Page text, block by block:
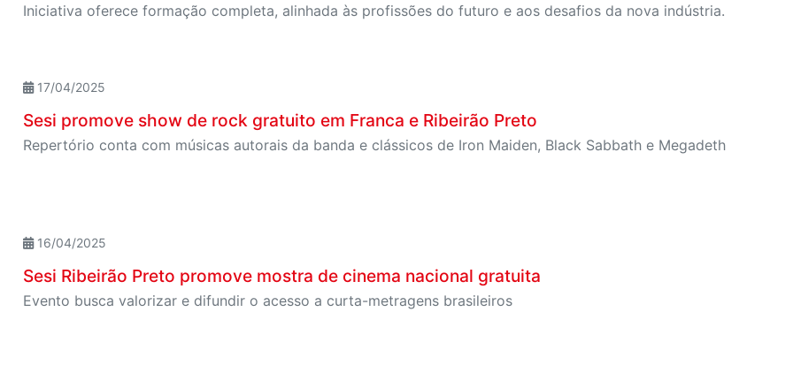
Iniciativa oferece formação completa, alinhada às profissões do futuro e aos desafios da nova indústria.
17/04/2025
Sesi promove show de rock gratuito em Franca e Ribeirão Preto
Repertório conta com músicas autorais da banda e clássicos de Iron Maiden, Black Sabbath e Megadeth
16/04/2025
Sesi Ribeirão Preto promove mostra de cinema nacional gratuita
Evento busca valorizar e difundir o acesso a curta-metragens brasileiros